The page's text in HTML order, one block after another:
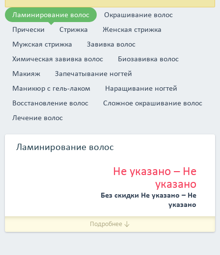
Ламинирование волос
Окрашивание волос
Прически
Стрижка
Женская стрижка
Мужская стрижка
Завивка волос
Химическая завивка волос
Биозавивка волос
Макияж
Запечатывание ногтей
Маникюр с гель-лаком
Наращивание ногтей
Восстановление волос
Сложное окрашивание волос
Лечение волос
Ламинирование волос
Не указано – Не
указано
Без скидки Не указано – Не
указано
Подробнее ↓
а также приобрести всю необходимую косметику для волос.
В своей работе мы используем профессиональную косметику
для волос Estel.</p> <p>Парикмахерская
&laquo;Тинике&raquo; рада видеть вас в числе постоянных
клиентов!</p>